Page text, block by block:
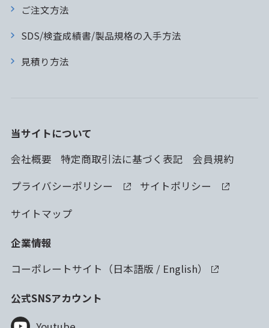
ご注文方法
SDS/検査成績書/製品規格の入手方法
見積り方法
当サイトについて
会社概要
特定商取引法に基づく表記
会員規約
プライバシーポリシー
サイトポリシー
サイトマップ
企業情報
コーポレートサイト（日本語版 / English）
公式SNSアカウント